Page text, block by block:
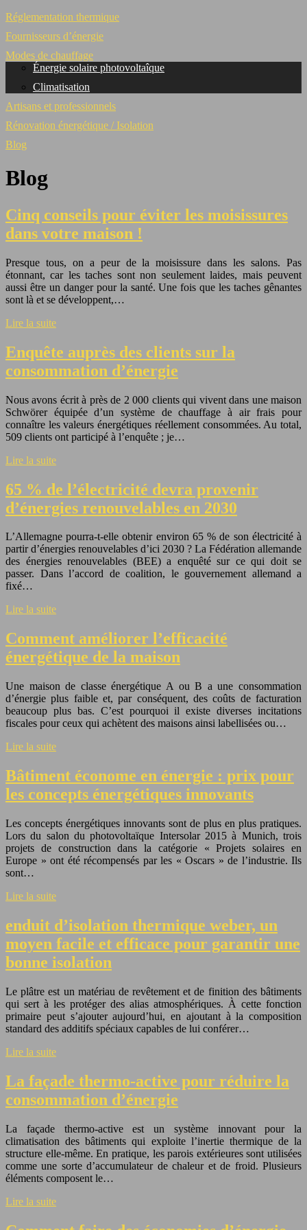
Réglementation thermique
Fournisseurs d’énergie
Modes de chauffage
Énergie solaire photovoltaîque
Climatisation
Artisans et professionnels
Rénovation énergétique / Isolation
Blog
Blog
Cinq conseils pour éviter les moisissures
dans votre maison !
Presque tous, on a peur de la moisissure dans les salons. Pas
étonnant, car les taches sont non seulement laides, mais peuvent
aussi être un danger pour la santé. Une fois que les taches gênantes
sont là et se développent,…
Lire la suite
Enquête auprès des clients sur la
consommation d’énergie
Nous avons écrit à près de 2 000 clients qui vivent dans une maison
Schwörer équipée d’un système de chauffage à air frais pour
connaître les valeurs énergétiques réellement consommées. Au total,
509 clients ont participé à l’enquête ; je…
Lire la suite
65 % de l’électricité devra provenir
d’énergies renouvelables en 2030
L’Allemagne pourra-t-elle obtenir environ 65 % de son électricité à
partir d’énergies renouvelables d’ici 2030 ? La Fédération allemande
des énergies renouvelables (BEE) a enquêté sur ce qui doit se
passer. Dans l’accord de coalition, le gouvernement allemand a
fixé…
Lire la suite
Comment améliorer l’efficacité
énergétique de la maison
Une maison de classe énergétique A ou B a une consommation
d’énergie plus faible et, par conséquent, des coûts de facturation
beaucoup plus bas. C’est pourquoi il existe diverses incitations
fiscales pour ceux qui achètent des maisons ainsi labellisées ou…
Lire la suite
Bâtiment économe en énergie : prix pour
les concepts énergétiques innovants
Les concepts énergétiques innovants sont de plus en plus pratiques.
Lors du salon du photovoltaïque Intersolar 2015 à Munich, trois
projets de construction dans la catégorie « Projets solaires en
Europe » ont été récompensés par les « Oscars » de l’industrie. Ils
sont…
Lire la suite
enduit d’isolation thermique weber, un
moyen facile et efficace pour garantir une
bonne isolation
Le plâtre est un matériau de revêtement et de finition des bâtiments
qui sert à les protéger des alias atmosphériques. À cette fonction
primaire peut s’ajouter aujourd’hui, en ajoutant à la composition
standard des additifs spéciaux capables de lui conférer…
Lire la suite
La façade thermo-active pour réduire la
consommation d’énergie
La façade thermo-active est un système innovant pour la
climatisation des bâtiments qui exploite l’inertie thermique de la
structure elle-même. En pratique, les parois extérieures sont utilisées
comme une sorte d’accumulateur de chaleur et de froid. Plusieurs
éléments composent le…
Lire la suite